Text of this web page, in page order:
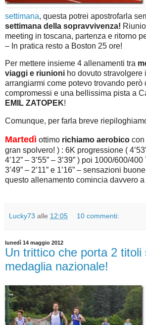
settimana, questa potrei apostrofarla
settimana della sopravvivenza!
meeting in toscana, partenza e ritorno
– In pratica resto a Boston 25 ore!
Per mettere insieme 4 allenamenti tra
viaggi e riunioni ho dovuto stravolgere
arrangiarmi come potevo trovando però
compromessi e una bellissima pista a
EMIL ZATOPEK!
Comunque, per farla breve
Martedì ottimo richiamo aerobico con
gran spolvero! ) : 6K progressione ( 4’53”
4’12” – 3’55” – 3’39” ) poi 1000/600/
3’49” – 2’11” e 1’16” – sensazioni
questo allenamento comincia davvero
Lucky73 alle 12:05 10 commenti:
lunedì 14 maggio 2012
Un trittico che porta 2 titoli
medaglia nazionale!